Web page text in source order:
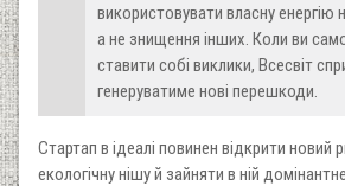
використовувати власну енергію
а не знищення інших. Коли ви
ставити собі виклики, Всесвіт
генеруватиме нові перешкоди.
Стартап в ідеалі повинен відкрити новий
екологічну нішу й зайняти в ній